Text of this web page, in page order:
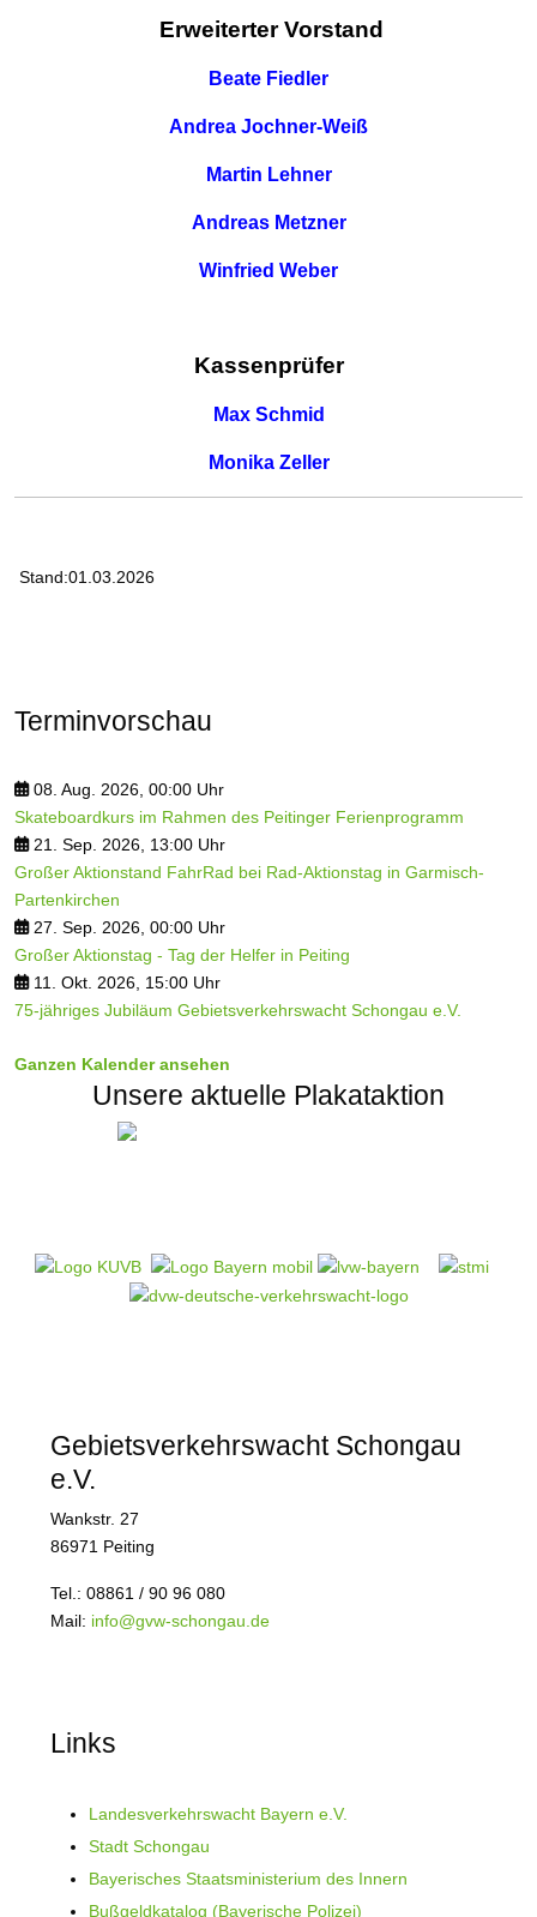
Erweiterter Vorstand
Beate Fiedler
Andrea Jochner-Weiß
Martin Lehner
Andreas Metzner
Winfried Weber
Kassenprüfer
Max Schmid
Monika Zeller
Stand:01.03.2026
Terminvorschau
08. Aug. 2026, 00:00 Uhr
Skateboardkurs im Rahmen des Peitinger Ferienprogramm
21. Sep. 2026, 13:00 Uhr
Großer Aktionstand FahrRad bei Rad-Aktionstag in Garmisch-
Partenkirchen
27. Sep. 2026, 00:00 Uhr
Großer Aktionstag - Tag der Helfer in Peiting
11. Okt. 2026, 15:00 Uhr
75-jähriges Jubiläum Gebietsverkehrswacht Schongau e.V.
Ganzen Kalender ansehen
Unsere aktuelle Plakataktion
Gebietsverkehrswacht Schongau
e.V.
Wankstr. 27
86971 Peiting
Tel.: 08861 / 90 96 080
Mail: info@gvw-schongau.de
Links
Landesverkehrswacht Bayern e.V.
Stadt Schongau
Bayerisches Staatsministerium des Innern
Bußgeldkatalog (Bayerische Polizei)